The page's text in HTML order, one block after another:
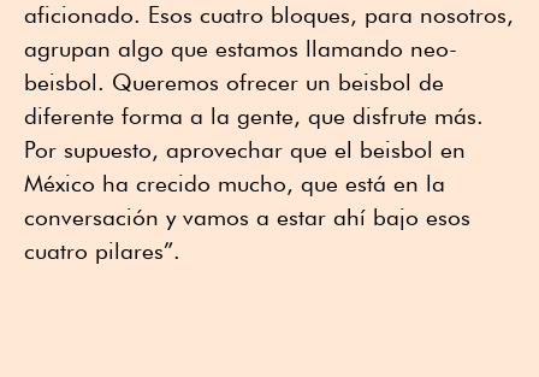
aficionado. Esos cuatro bloques, para nosotros,
agrupan algo que estamos llamando neo-
beisbol. Queremos ofrecer un beisbol de
diferente forma a la gente, que disfrute más.
Por supuesto, aprovechar que el beisbol en
México ha crecido mucho, que está en la
conversación y vamos a estar ahí bajo esos
cuatro pilares”.